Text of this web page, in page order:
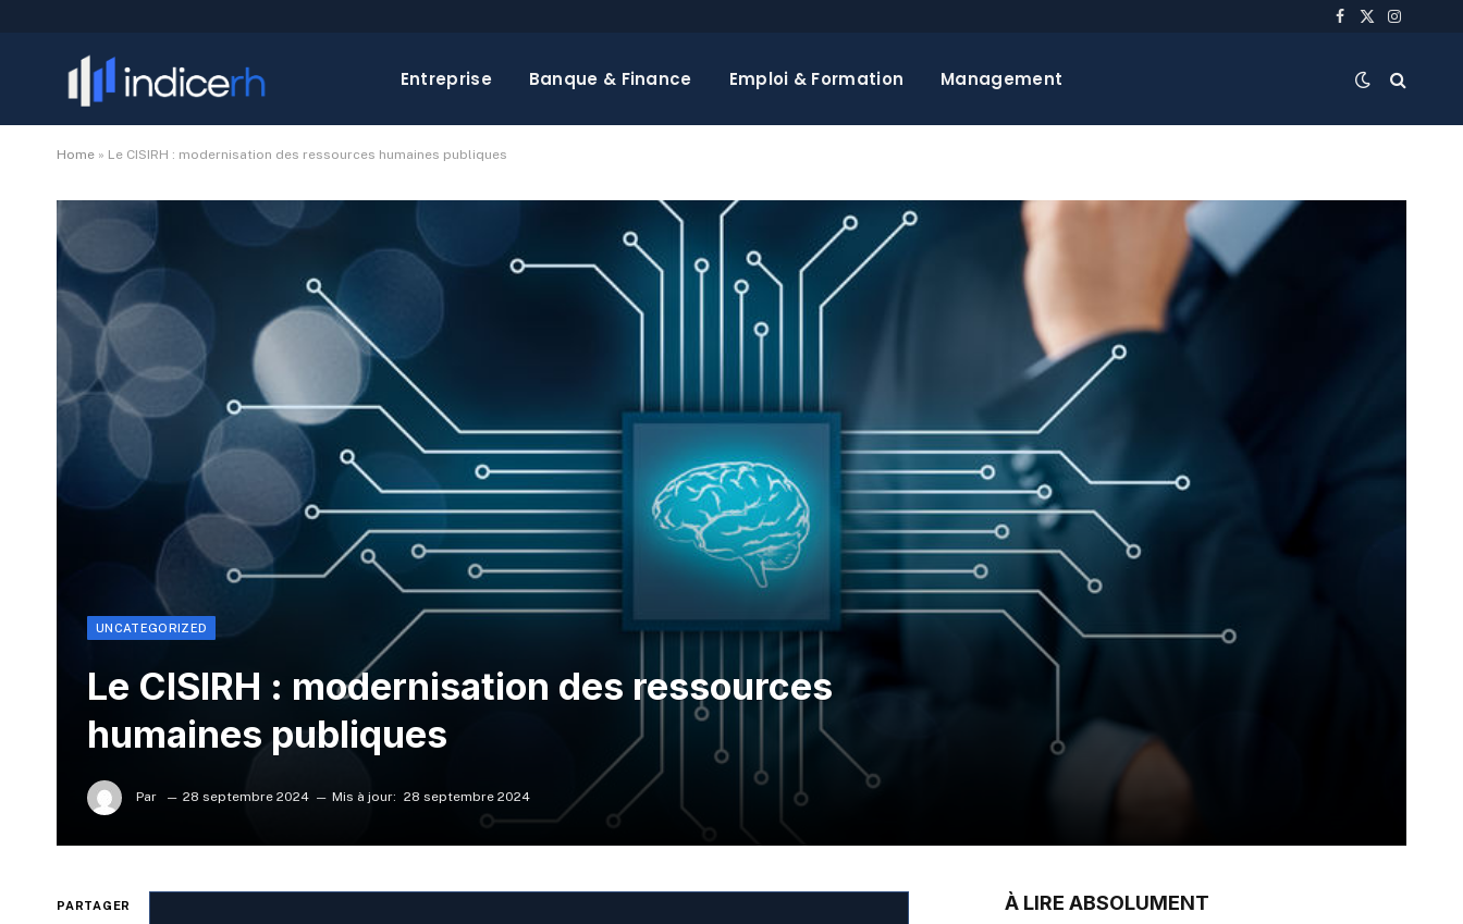
Facebook
X
Entreprise Banque & Finance Emploi & Formation Management
Home » Le CISIRH : modernisation des ressources humaines publiques
UNCATEGORIZED
Le CISIRH : modernisation des ressources
humaines publiques
Par 28 septembre 2024 Mis à jour: 28 septembre 2024
PARTAGER À LIRE ABSOLUMENT